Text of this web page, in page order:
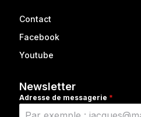
Contact
Facebook
Youtube
Newsletter
Adresse de messagerie *